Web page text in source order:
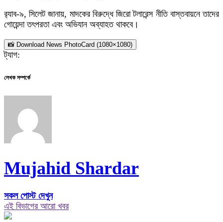
র‌্যাব-৯, সিলেট জানায়, মাদকের বিরুদ্ধে জিরো টলারেন্স নীতি বাস্তবায়নে তাদের
গোয়েন্দা তৎপরতা এবং অভিযান অব্যাহত থাকবে।
📸 Download News PhotoCard (1080×1080)
ট্যাগ:
লেখক সম্পর্কে
Mujahid Shardar
সকল পোস্ট দেখুন
এই বিভাগের আরো খবর